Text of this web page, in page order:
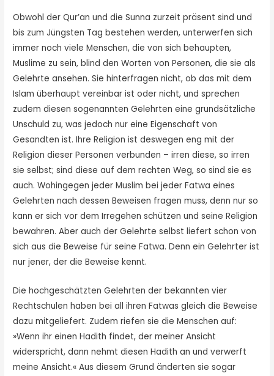
Obwohl der Qur’an und die Sunna zurzeit präsent sind und
bis zum Jüngsten Tag bestehen werden, unterwerfen sich
immer noch viele Menschen, die von sich behaupten,
Muslime zu sein, blind den Worten von Personen, die sie als
Gelehrte ansehen. Sie hinterfragen nicht, ob das mit dem
Islam überhaupt vereinbar ist oder nicht, und sprechen
zudem diesen sogenannten Gelehrten eine grundsätzliche
Unschuld zu, was jedoch nur eine Eigenschaft von
Gesandten ist. Ihre Religion ist deswegen eng mit der
Religion dieser Personen verbunden – irren diese, so irren
sie selbst; sind diese auf dem rechten Weg, so sind sie es
auch. Wohingegen jeder Muslim bei jeder Fatwa eines
Gelehrten nach des­sen Beweisen fragen muss, denn nur so
kann er sich vor dem Irregehen schützen und seine Religion
bewahren. Aber auch der Gelehrte selbst liefert schon von
sich aus die Beweise für seine Fatwa. Denn ein Gelehrter ist
nur jener, der die Beweise kennt.
Die hochgeschätzten Gelehrten der bekannten vier
Rechtschulen haben bei all ihren Fatwas gleich die Beweise
dazu mitgeliefert. Zudem riefen sie die Menschen auf:
»Wenn ihr einen Hadith findet, der meiner Ansicht
widerspricht, dann nehmt diesen Hadith an und verwerft
meine Ansicht.« Aus diesem Grund änderten sie sogar